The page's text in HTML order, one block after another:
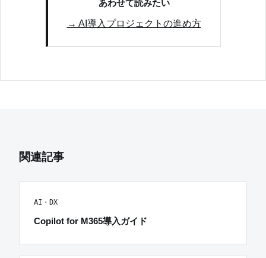
あわせて読みたい
→ AI導入プロジェクトの進め方
関連記事
AI・DX
Copilot for M365導入ガイド